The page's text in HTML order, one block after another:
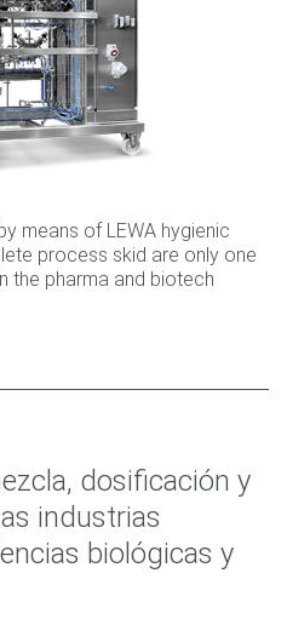
means of LEWA hygienic
process skid are only one
the pharma and biotech
dosificación y
industrias
biológicas y